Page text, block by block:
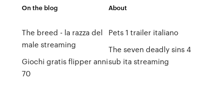
On the blog
The breed - la razza del
male streaming
Giochi gratis flipper anni
70
About
Pets 1 trailer italiano
The seven deadly sins 4
sub ita streaming